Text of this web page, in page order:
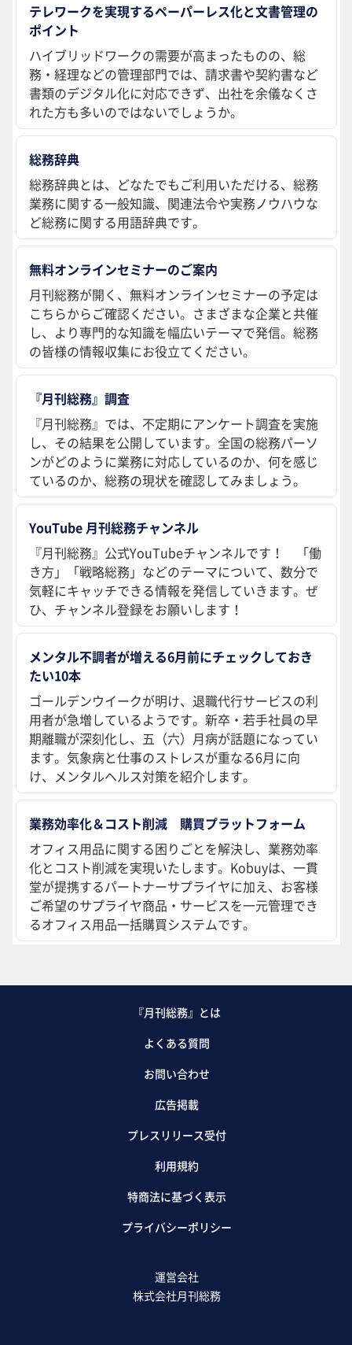
テレワークを実現するペーパーレス化と文書管理の
ポイント
ハイブリッドワークの需要が高まったものの、総
務・経理などの管理部門では、請求書や契約書など
書類のデジタル化に対応できず、出社を余儀なくさ
れた方も多いのではないでしょうか。
総務辞典
総務辞典とは、どなたでもご利用いただける、総務
業務に関する一般知識、関連法令や実務ノウハウな
ど総務に関する用語辞典です。
無料オンラインセミナーのご案内
月刊総務が開く、無料オンラインセミナーの予定は
こちらからご確認ください。さまざまな企業と共催
し、より専門的な知識を幅広いテーマで発信。総務
の皆様の情報収集にお役立てください。
『月刊総務』調査
『月刊総務』では、不定期にアンケート調査を実施
し、その結果を公開しています。全国の総務パーソ
ンがどのように業務に対応しているのか、何を感じ
ているのか、総務の現状を確認してみましょう。
YouTube 月刊総務チャンネル
『月刊総務』公式YouTubeチャンネルです！ 「働
き方」「戦略総務」などのテーマについて、数分で
気軽にキャッチできる情報を発信していきます。ぜ
ひ、チャンネル登録をお願いします！
メンタル不調者が増える6月前にチェックしておき
たい10本
ゴールデンウイークが明け、退職代行サービスの利
用者が急増しているようです。新卒・若手社員の早
期離職が深刻化し、五（六）月病が話題になってい
ます。気象病と仕事のストレスが重なる6月に向
け、メンタルヘルス対策を紹介します。
業務効率化＆コスト削減 購買プラットフォーム
オフィス用品に関する困りごとを解決し、業務効率
化とコスト削減を実現いたします。Kobuyは、一貫
堂が提携するパートナーサプライヤに加え、お客様
ご希望のサプライヤ商品・サービスを一元管理でき
るオフィス用品一括購買システムです。
『月刊総務』とは
よくある質問
お問い合わせ
広告掲載
プレスリリース受付
利用規約
特商法に基づく表示
プライバシーポリシー
運営会社
株式会社月刊総務